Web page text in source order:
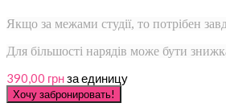
Якщо за межами студії, то потрібен
Для більшості нарядів може бути
390,00 грнза единицу